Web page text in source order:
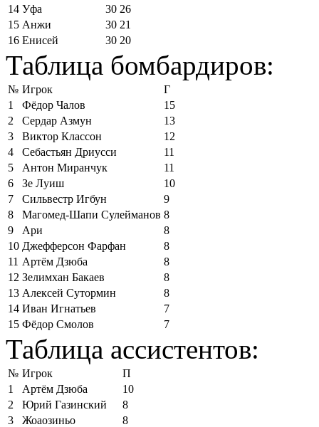
14 Уфа 30 26
15 Анжи 30 21
16 Енисей 30 20
Таблица бомбардиров:
№ Игрок
Г
1
Фёдор Чалов
15
2
Сердар Азмун
13
3
Виктор Классон
12
4
Себастьян Дриусси
11
5
Антон Миранчук
11
6
Зе Луиш
10
7
Сильвестр Игбун
9
8
Магомед-Шапи Сулейманов 8
9
Ари
8
10 Джефферсон Фарфан
8
11 Артём Дзюба
8
12 Зелимхан Бакаев
8
13 Алексей Сутормин
8
14 Иван Игнатьев
7
15 Фёдор Смолов 7
Таблица ассистентов:
№ Игрок
П
1
Артём Дзюба
10
2
Юрий Газинский
8
3
Жоаозиньо
8